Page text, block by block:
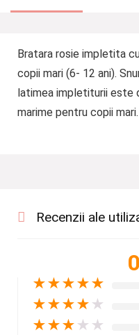
Bratara rosie impletita
copii mari (6- 12 ani).
latimea impletiturii este
marime pentru copii mari.
Recenzii ale
★★★★★
★★★★ ★
★★★ ★ ★